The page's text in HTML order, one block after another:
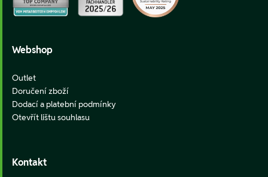
Webshop
Outlet
Doručení zboží
Dodací a platební podmínky
Otevřít lištu souhlasu
Kontakt